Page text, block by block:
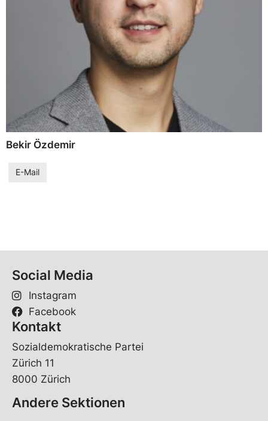
Bekir Özdemir
E-Mail
Social Media
Instagram
Facebook
Kontakt
Sozialdemokratische Partei
Zürich 11
8000 Zürich
Andere Sektionen